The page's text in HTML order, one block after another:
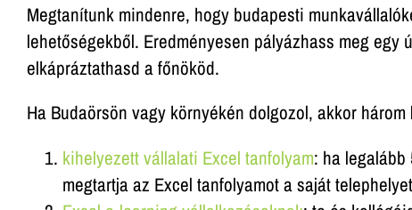
Megtanítunk mindenre, hogy budapesti
lehetőségekből. Eredményesen pályázhass meg
elkápráztathasd a főnököd.
Ha Budaörsön vagy környékén dolgozol, akkor
kihelyezett vállalati Excel tanfolyam: ha
megtartja az Excel tanfolyamot a saját